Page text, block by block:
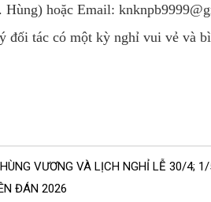
hoặc Email:
đối tác có một kỳ nghỉ vui vẻ và
VƯƠNG VÀ LỊCH NGHỈ LỄ 30/4;
ĐÁN 2026